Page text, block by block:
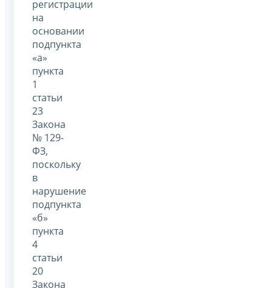
регистрации
на
основании
подпункта
«а»
пункта
1
статьи
23
Закона
№ 129-
ФЗ,
поскольку
в
нарушение
подпункта
«б»
пункта
4
статьи
20
Закона